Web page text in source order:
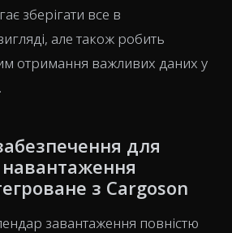
зберігати все в
але також робить
отримання важливих даних у
для
з Cargoson
завантаження повністю